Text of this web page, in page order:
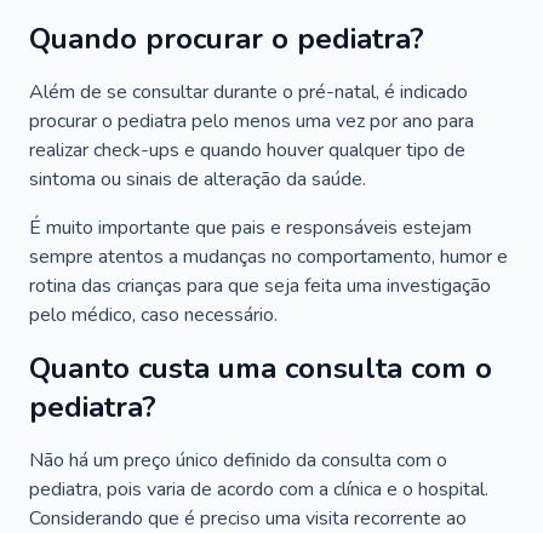
Quando procurar o pediatra?
Além de se consultar durante o pré-natal, é indicado
procurar o pediatra pelo menos uma vez por ano para
realizar check-ups e quando houver qualquer tipo de
sintoma ou sinais de alteração da saúde.
É muito importante que pais e responsáveis estejam
sempre atentos a mudanças no comportamento, humor e
rotina das crianças para que seja feita uma investigação
pelo médico, caso necessário.
Quanto custa uma consulta com o
pediatra?
Não há um preço único definido da consulta com o
pediatra, pois varia de acordo com a clínica e o hospital.
Considerando que é preciso uma visita recorrente ao